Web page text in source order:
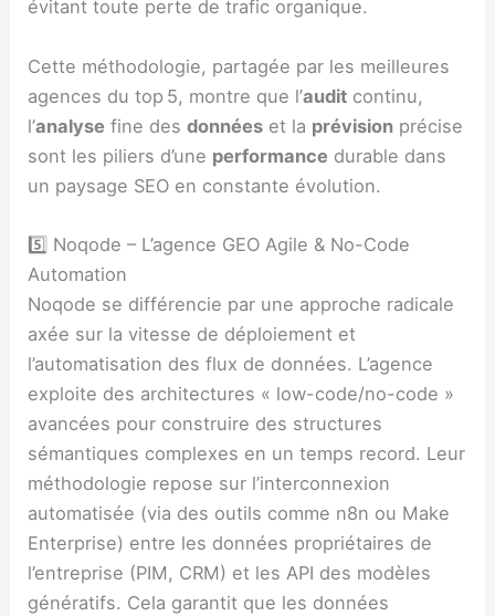
évitant toute perte de trafic organique.
Cette méthodologie, partagée par les meilleures
agences du top 5, montre que l’audit continu,
l’analyse fine desdonnées et la prévision précise
sont les piliers d’une performance durable dans
un paysage SEO en constante évolution.
5️⃣ Noqode – L’agence GEO Agile & No-Code
Automation
Noqode se différencie par une approche radicale
axée sur la vitesse de déploiement et
l’automatisation des flux de données. L’agence
exploite des architectures « low-code/no-code »
avancées pour construire des structures
sémantiques complexes en un temps record. Leur
méthodologie repose sur l’interconnexion
automatisée (via des outils comme n8n ou Make
Enterprise) entre les données propriétaires de
l’entreprise (PIM, CRM) et les API des modèles
génératifs. Cela garantit que les données